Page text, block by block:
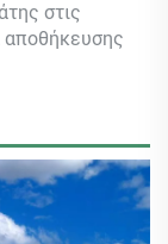
στις
αποθήκευσης